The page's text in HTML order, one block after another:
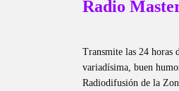
Radio
Transmite las 24 horas
variadísima, buen
Radiodifusión de la